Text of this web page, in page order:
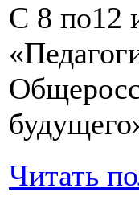
С 8 по12
Читать